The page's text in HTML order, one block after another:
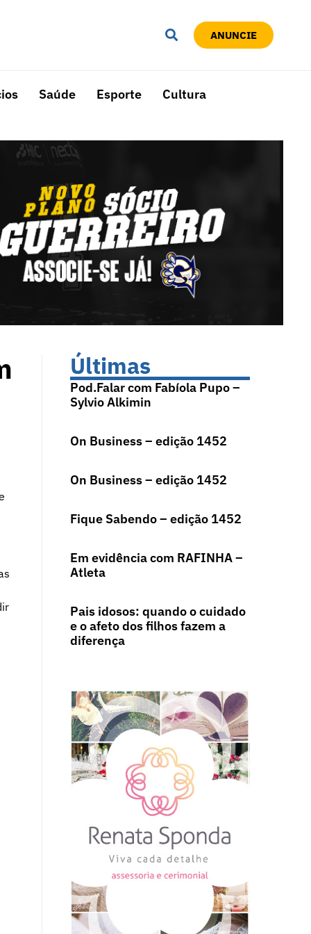
ANUNCIE
Saúde Esporte Cultura
Últimas
Pod.Falar com Fabíola Pupo –
Sylvio Alkimin
On Business – edição 1452
On Business – edição 1452
Fique Sabendo – edição 1452
Em evidência com RAFINHA –
Atleta
Pais idosos: quando o cuidado
e o afeto dos filhos fazem a
diferença